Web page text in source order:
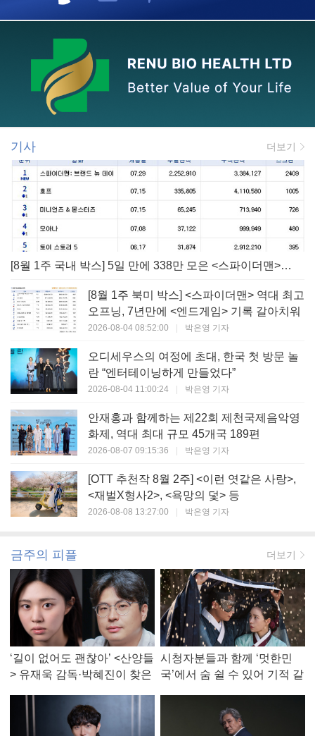
기사 더보기
[8월 1주 국내 박스] 5일 만에 338만 모은 <스파이더맨> 극장가 235% 대반등, <호프>는 400만 돌파
[8월 1주 북미 박스] <스파이더맨> 역대 최고
오프닝, 7년만에 <엔드게임> 기록 갈아치워
2026-08-04 08:52:00 | 박은영 기자
오디세우스의 여정에 초대, 한국 첫 방문 놀
란 “엔터테이닝하게 만들었다”
2026-08-04 11:00:24 | 박은영 기자
안재홍과 함께하는 제22회 제천국제음악영
화제, 역대 최대 규모 45개국 189편
2026-08-07 09:15:36 | 박은영 기자
[OTT 추천작 8월 2주] <이런 엿같은 사랑>,
<재벌X형사2>, <욕망의 덫> 등
2026-08-08 13:27:00 | 박은영 기자
금주의 피플 더보기
‘길이 없어도 괜찮아’ <산양들
> 유재욱 감독·박혜진이 찾은
시청자분들과 함께 ‘멋한민
국’에서 숨 쉴 수 있어 기적 같